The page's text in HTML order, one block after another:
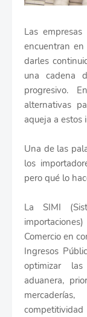
Las
encuentran
darles
una cadena
progresivo.
alternativas
aqueja a estos
Una de las
los
pero qué lo
La SIMI
Comercio en
Ingresos
optimizar
aduanera,